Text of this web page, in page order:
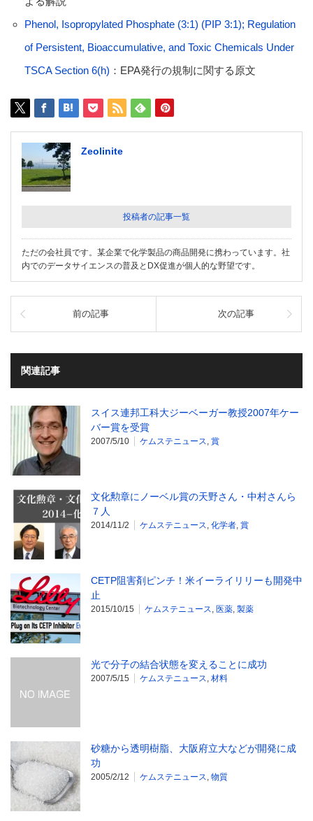
Phenol, Isopropylated Phosphate (3:1) (PIP 3:1); Regulation
of Persistent, Bioaccumulative, and Toxic Chemicals Under
TSCA Section 6(h) ：EPA発行の規制に関する原文
Zeolinite
投稿者の記事一覧
ただの会社員です。某企業で化学製品の商品開発に携わっています。社
内でのデータサイエンスの普及とDX促進が個人的な野望です。
前の記事 次の記事
関連記事
スイス連邦工科大ジーベーガー教授2007年ケー
バー賞を受賞
2007/5/10 ケムステニュース, 賞
文化勲章にノーベル賞の天野さん・中村さんら
７人
2014/11/2 ケムステニュース, 化学者, 賞
CETP阻害剤ピンチ！米イーライリリーも開発中
止
2015/10/15 ケムステニュース, 医薬, 製薬
光で分子の結合状態を変えることに成功
2007/5/15 ケムステニュース, 材料
砂糖から透明樹脂、大阪府立大などが開発に成
功
2005/2/12 ケムステニュース, 物質